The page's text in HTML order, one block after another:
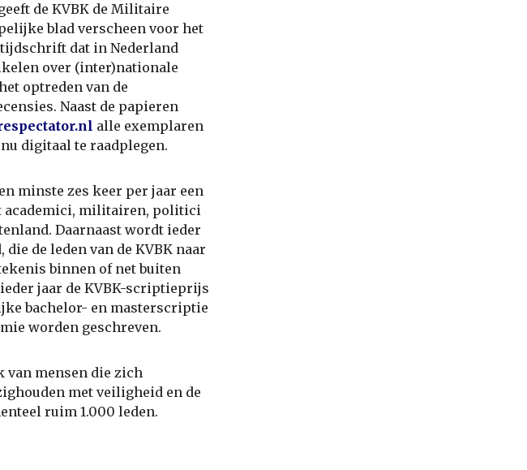
de KVBK de Militaire
blad verscheen voor het
tijdschrift dat in Nederland
over (inter)nationale
optreden van de
Naast de papieren
alle exemplaren
digitaal te raadplegen.
minste zes keer per jaar een
academici, militairen, politici
Daarnaast wordt ieder
de leden van de KVBK naar
binnen of net buiten
jaar de KVBK-scriptieprijs
bachelor- en masterscriptie
worden geschreven.
van mensen die zich
met veiligheid en de
ruim 1.000 leden.